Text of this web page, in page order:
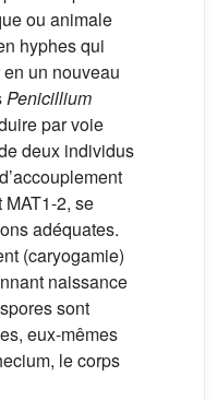
ou animale
hyphes qui
un nouveau
Penicillium
par voie
deux individus
2, se
adéquates.
(caryogamie)
naissance
sont
eux-mêmes
le corps